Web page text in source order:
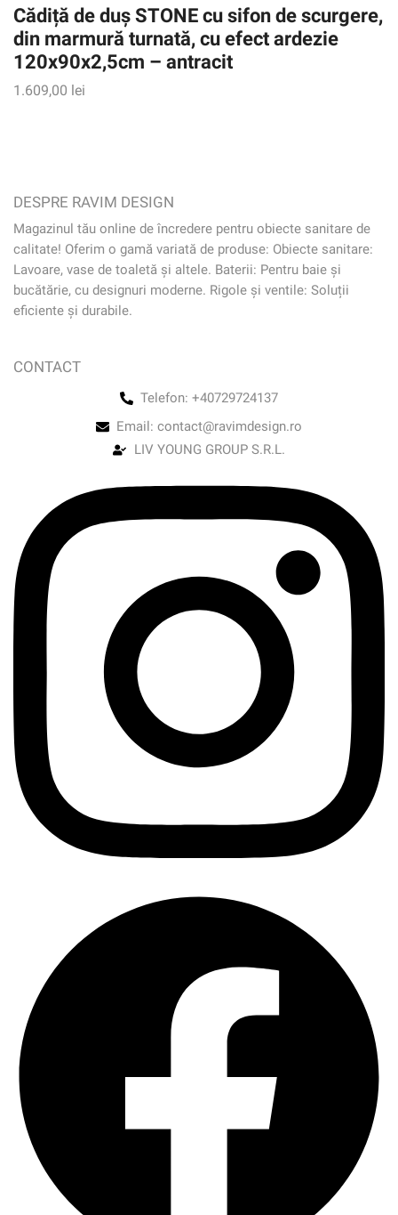
Cădiță de duș STONE cu sifon de scurgere,
din marmură turnată, cu efect ardezie
120x90x2,5cm – antracit
1.609,00 lei
DESPRE RAVIM DESIGN
Magazinul tău online de încredere pentru obiecte sanitare de
calitate! Oferim o gamă variată de produse: Obiecte sanitare:
Lavoare, vase de toaletă și altele. Baterii: Pentru baie și
bucătărie, cu designuri moderne. Rigole și ventile: Soluții
eficiente și durabile.
CONTACT
Telefon: +40729724137
Email: contact@ravimdesign.ro
LIV YOUNG GROUP S.R.L.